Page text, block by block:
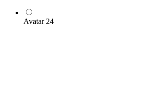
Avatar 24